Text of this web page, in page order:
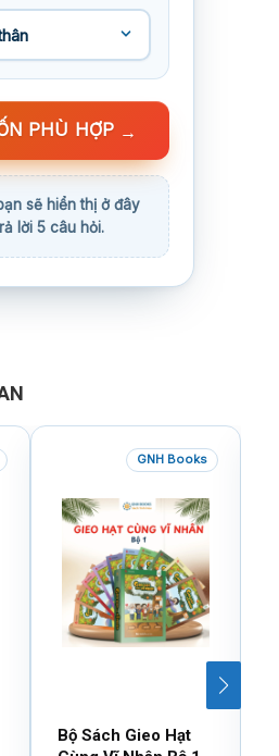
PHÙ HỢP →
GNH Books
Bộ Sách Gieo Hạt